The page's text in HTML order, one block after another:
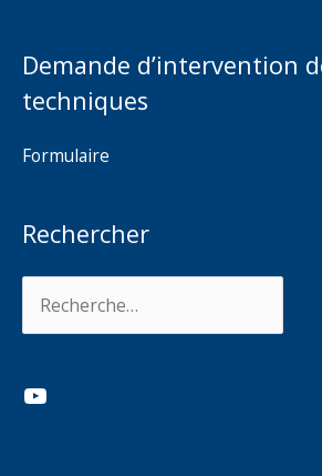
Demande d’intervention
techniques
Formulaire
Rechercher
YouTube